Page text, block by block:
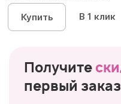
Купить В 1 клик
Получите
первый заказ